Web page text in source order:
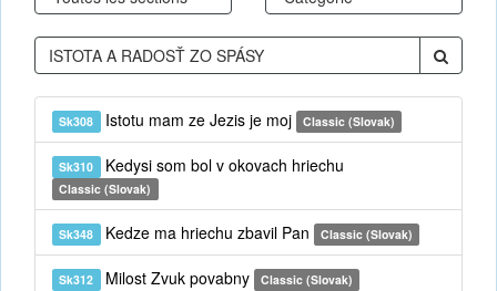
Sk308 Istotu mam ze Jezis je moj Classic (Slovak)
Sk310 Kedysi som bol v okovach hriechu
Classic (Slovak)
Sk348 Kedze ma hriechu zbavil Pan Classic (Slovak)
Sk312 Milost Zvuk povabny Classic (Slovak)